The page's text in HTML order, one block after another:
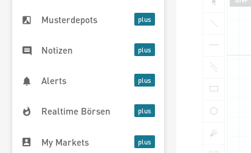
Musterdepots
Notizen
Alerts
Realtime Börsen
My Markets